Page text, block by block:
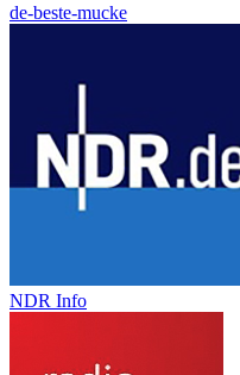
de-beste-mucke
NDR Info